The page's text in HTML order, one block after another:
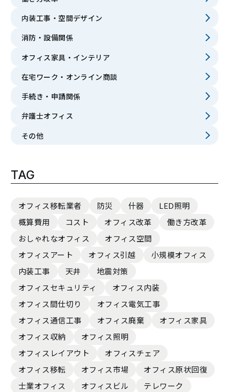
内装工事・空間デザイン
消防・設備関係
オフィス家具・インテリア
在宅ワーク・オンライン商談
手続き・申請関係
弁護士オフィス
その他
TAG
オフィス移転業者 防災 什器
LED照明
概算費用
コスト オフィス改革
働き方改革
おしゃれなオフィス
オフィス空間
オフィスアート
オフィス引越
小規模オフィス
内装工事
天井
地震対策
オフィスセキュリティ
オフィス内装
オフィス間仕切り
オフィス電気工事
オフィス通信工事
オフィス廃棄
オフィス家具
オフィス収納
オフィス照明
オフィスレイアウト
オフィスチェア
オフィス移転
オフィス市場
オフィス原状回復
士業オフィス
オフィスビル
テレワーク